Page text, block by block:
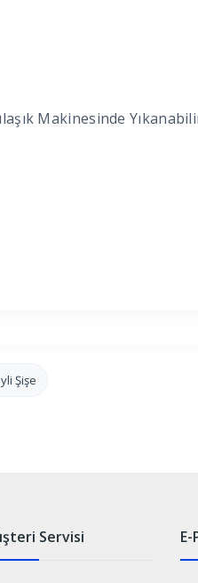
Makinesinde
Şişe
Servisi